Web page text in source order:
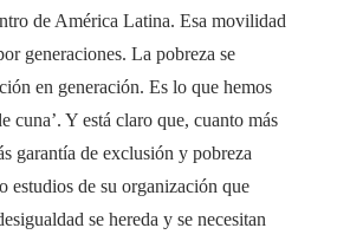
de América Latina. Esa movilidad
generaciones. La pobreza se
en generación. Es lo que hemos
cuna’. Y está claro que, cuanto más
garantía de exclusión y pobreza
estudios de su organización que
se hereda y se necesitan